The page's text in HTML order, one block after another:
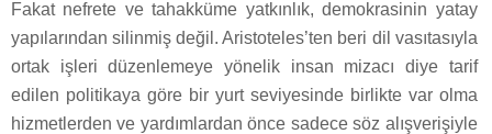
Fakat nefrete ve tahakküme yatkınlık, demokrasinin yatay
yapılarından silinmiş değil. Aristoteles’ten beri dil vasıtasıyla
ortak işleri düzenlemeye yönelik insan mizacı diye tarif
edilen politikaya göre bir yurt seviyesinde birlikte var olma
hizmetlerden ve yardımlardan önce sadece söz alışverişiyle